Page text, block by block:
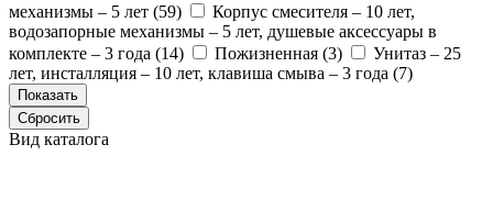
механизмы – 5 лет (59)
Корпус смесителя – 10 лет,
водозапорные механизмы – 5 лет, душевые аксессуары в
комплекте – 3 года (14) Пожизненная (3)
Унитаз – 25
лет, инсталляция – 10 лет, клавиша смыва – 3 года (7)
Вид каталога